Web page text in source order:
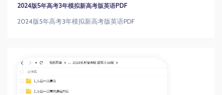
2024版5年高考3年模拟新高考版英语PDF
2024版5年高考3年模拟新高考版英语PDF